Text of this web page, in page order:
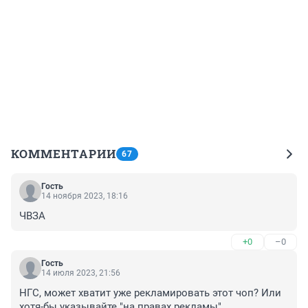
КОММЕНТАРИИ 67
Гость
14 ноября 2023, 18:16
ЧВЗА
+0 –0
Гость
14 июля 2023, 21:56
НГС, может хватит уже рекламировать этот чоп? Или